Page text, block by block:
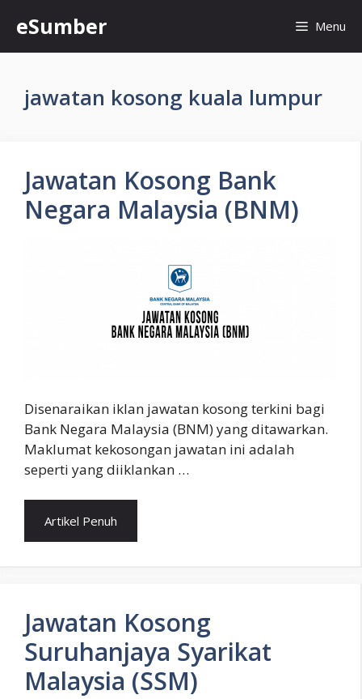
content
eSumber Menu
jawatan kosong kuala lumpur
Jawatan Kosong Bank
Negara Malaysia (BNM)
Disenaraikan iklan jawatan kosong terkini bagi
Bank Negara Malaysia (BNM) yang ditawarkan.
Maklumat kekosongan jawatan ini adalah
seperti yang diiklankan …
Artikel Penuh
Jawatan Kosong
Suruhanjaya Syarikat
Malaysia (SSM)